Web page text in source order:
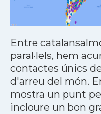
Entre
paral·lels, hem
contactes únics
d'arreu del món.
mostra un punt
incloure un bon